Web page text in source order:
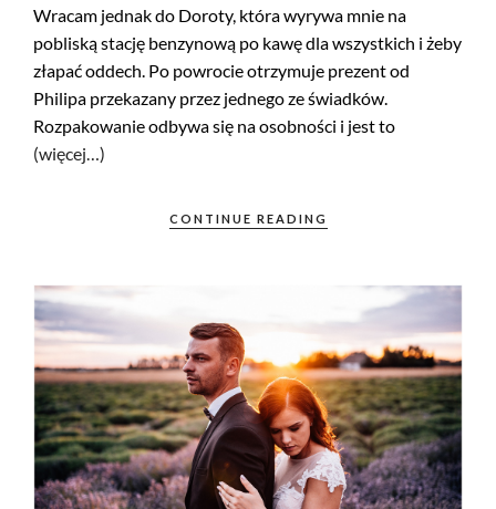
Wracam jednak do Doroty, która wyrywa mnie na
pobliską stację benzynową po kawę dla wszystkich i żeby
złapać oddech. Po powrocie otrzymuje prezent od
Philipa przekazany przez jednego ze świadków.
Rozpakowanie odbywa się na osobności i jest to
(więcej…)
CONTINUE READING